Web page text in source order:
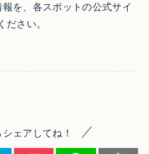
を、各スポットの公式サイ
ださい。
ェアしてね！